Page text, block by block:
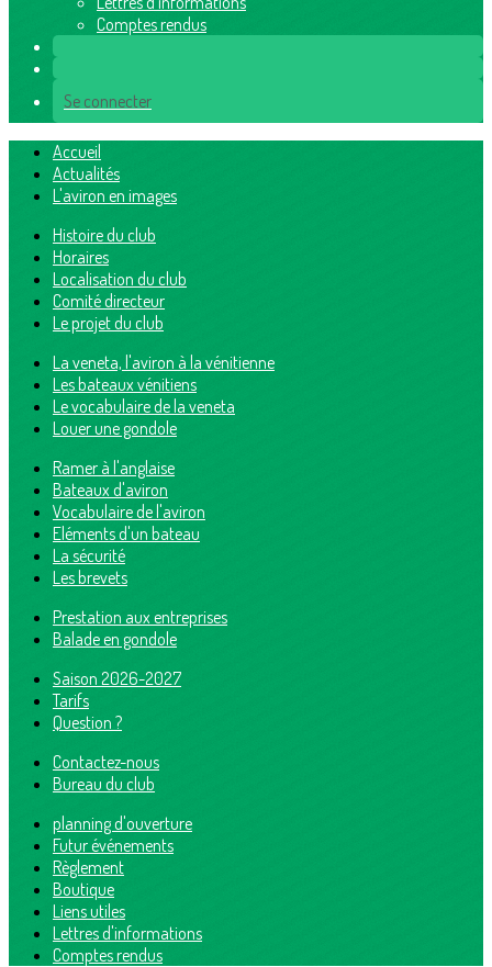
Comptes rendus
Se connecter
Accueil
Actualités
L'aviron en images
Histoire du club
Horaires
Localisation du club
Comité directeur
Le projet du club
La veneta, l'aviron à la vénitienne
Les bateaux vénitiens
Le vocabulaire de la veneta
Louer une gondole
Ramer à l'anglaise
Bateaux d'aviron
Vocabulaire de l'aviron
Eléments d'un bateau
La sécurité
Les brevets
Prestation aux entreprises
Balade en gondole
Saison 2026-2027
Tarifs
Question ?
Contactez-nous
Bureau du club
planning d'ouverture
Futur événements
Règlement
Boutique
Liens utiles
Lettres d'informations
Comptes rendus